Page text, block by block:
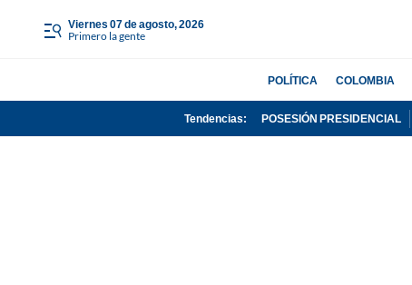
viernes 07 de agosto, 2026
Primero la gente
POLÍTICA COLOMBIA
Tendencias: POSESIÓN PRESIDENCIAL